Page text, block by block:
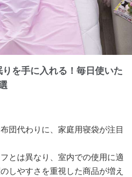
を手に入れる！毎日使いた
団代わりに、家庭用寝袋が注目
とは異なり、室内での使用に適
しやすさを重視した商品が増え